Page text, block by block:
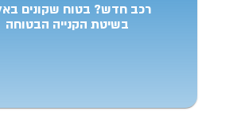
רכב חדש? בטוח שקונים
בשיטת הקנייה הבטוחה